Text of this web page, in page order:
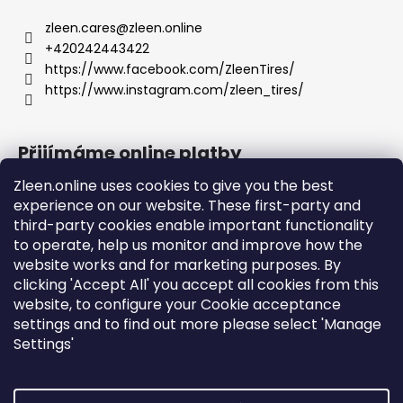
Zleen.online uses cookies to give you the best
experience on our website. These first-party and
third-party cookies enable important functionality
to operate, help us monitor and improve how the
website works and for marketing purposes. By
clicking 'Accept All' you accept all cookies from this
website, to configure your Cookie acceptance
settings and to find out more please select 'Manage
Settings'
zleen.cares@zleen.online
+420242443422
https://www.facebook.com/ZleenTires/
https://www.instagram.com/zleen_tires/
Přijímáme online platby
Podpora
Objednávky a doprava
Obchodní podmínky
Ochrana osobních údajů a cookies